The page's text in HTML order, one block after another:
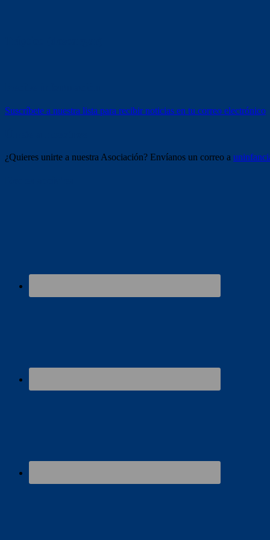
Suscríbete a nuestra lista para recibir noticias en tu correo electrónico
¿Quieres unirte a nuestra Asociación? Envíanos un correo a